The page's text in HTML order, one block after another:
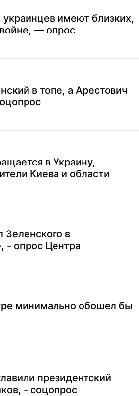
имеют близких,
— опрос
в топе, а Арестович
в Украину,
Киева и области
Зеленского в
- опрос Центра
минимально обошел бы
президентский
- соцопрос